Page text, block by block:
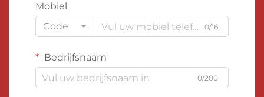
Mobiel
Code
0/16
Bedrijfsnaam
0/200